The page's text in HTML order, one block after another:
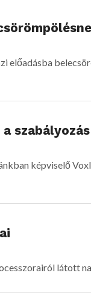
előadásba
szabályozás
képviselő
látott